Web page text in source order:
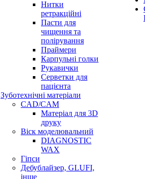
Нитки
ретракційні
Пасти для
чищення та
полірування
Праймери
Карпульні голки
Рукавички
Серветки для
пацієнта
Зуботехнічні матеріали
CAD/CAM
Матеріал для 3D
друку
Віск моделювальний
DIAGNOSTIC
WAX
Гіпси
Дебублайзер, GLUFI,
інше